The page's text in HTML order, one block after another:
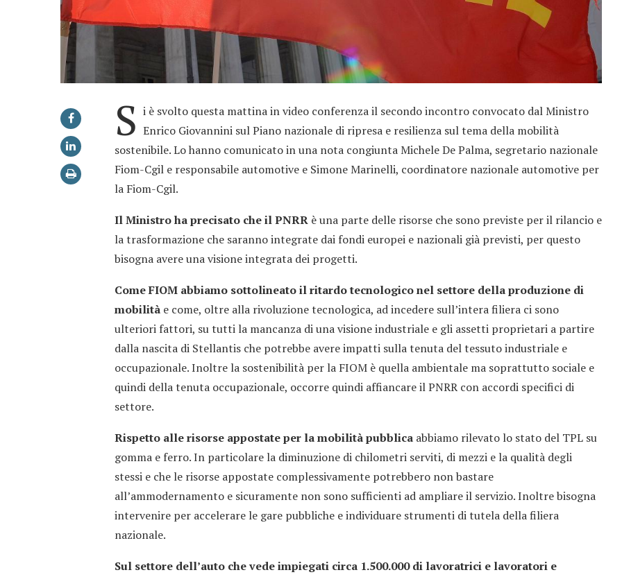
S i è svolto questa mattina in video conferenza il secondo incontro convocato dal Ministro
Enrico Giovannini sul Piano nazionale di ripresa e resilienza sul tema della mobilità
sostenibile. Lo hanno comunicato in una nota congiunta Michele De Palma, segretario nazionale
Fiom-Cgil e responsabile automotive e Simone Marinelli, coordinatore nazionale automotive per
la Fiom-Cgil.
Il Ministro ha precisato che il PNRRè una parte delle risorse che sono previste per il rilancio e
la trasformazione che saranno integrate dai fondi europei e nazionali già previsti, per questo
bisogna avere una visione integrata dei progetti.
Come FIOM abbiamo sottolineato il ritardo tecnologico nel settore della produzione di
mobilitàe come, oltre alla rivoluzione tecnologica, ad incedere sull’intera filiera ci sono
ulteriori fattori, su tutti la mancanza di una visione industriale e gli assetti proprietari a partire
dalla nascita di Stellantis che potrebbe avere impatti sulla tenuta del tessuto industriale e
occupazionale. Inoltre la sostenibilità per la FIOM è quella ambientale ma soprattutto sociale e
quindi della tenuta occupazionale, occorre quindi affiancare il PNRR con accordi specifici di
settore.
Rispetto alle risorse appostate per la mobilità pubblica abbiamo rilevato lo stato del TPL su
gomma e ferro. In particolare la diminuzione di chilometri serviti, di mezzi e la qualità degli
stessi e che le risorse appostate complessivamente potrebbero non bastare
all’ammodernamento e sicuramente non sono sufficienti ad ampliare il servizio. Inoltre bisogna
intervenire per accelerare le gare pubbliche e individuare strumenti di tutela della filiera
nazionale.
Sul settore dell’auto che vede impiegati circa 1.500.000 di lavoratrici e lavoratori e